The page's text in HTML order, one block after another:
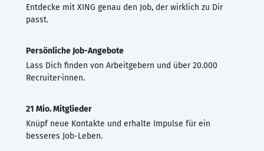
Entdecke mit XING genau den Job, der wirklich zu Dir
passt.
Persönliche Job-Angebote
Lass Dich finden von Arbeitgebern und über 20.000
Recruiter·innen.
21 Mio. Mitglieder
Knüpf neue Kontakte und erhalte Impulse für ein
besseres Job-Leben.